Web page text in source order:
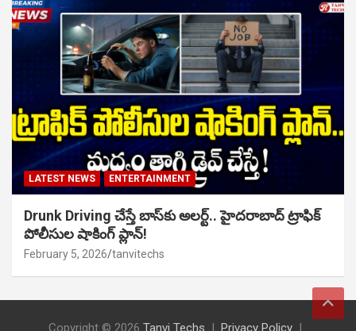
LATEST NEWS ENTERTAINMENT
Drunk Driving చేస్తే బాస్‌కు అలర్ట్.. హైదరాబాద్ ట్రాఫిక్
పోలీసుల షాకింగ్ ప్లాన్!
February 5, 2026 tanvitechs
Copyright © 2026 Tanvi Techs Privacy Policy